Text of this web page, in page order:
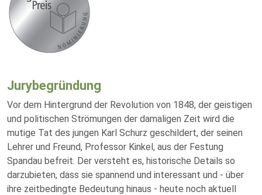
Jurybegründung
Vor dem Hintergrund der Revolution von 1848, der geistigen
und politischen Strömungen der damaligen Zeit wird die
mutige Tat des jungen Karl Schurz geschildert, der seinen
Lehrer und Freund, Professor Kinkel, aus der Festung
Spandau befreit. Der versteht es, historische Details so
darzubieten, dass sie spannend und interessant und - über
ihre zeitbedingte Bedeutung hinaus - heute noch aktuell